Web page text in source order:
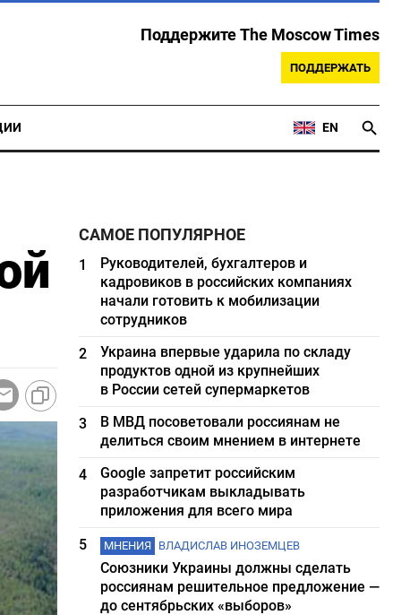
Поддержите The Moscow Times
ПОДДЕРЖАТЬ
EN
САМОЕ ПОПУЛЯРНОЕ
1
Руководителей, бухгалтеров и
кадровиков в российских компаниях
начали готовить к мобилизации
сотрудников
2
Украина впервые ударила по складу
продуктов одной из крупнейших
в России сетей супермаркетов
3
В МВД посоветовали россиянам не
делиться своим мнением в интернете
4
Google запретит российским
разработчикам выкладывать
приложения для всего мира
5
МНЕНИЯ ВЛАДИСЛАВ ИНОЗЕМЦЕВ
Союзники Украины должны сделать
россиянам решительное предложение —
до сентябрьских «выборов»